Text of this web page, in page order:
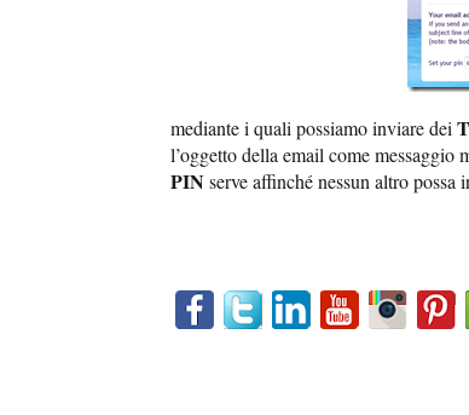
mediante i quali possiamo inviare dei
l’oggetto della email come messaggio
PIN serve affinché nessun altro possa